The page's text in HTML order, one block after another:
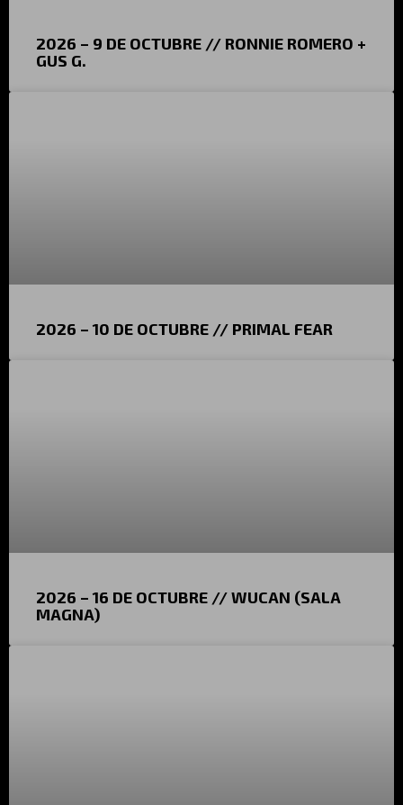
2026 – 9 DE OCTUBRE // RONNIE ROMERO +
GUS G.
2026 – 10 DE OCTUBRE // PRIMAL FEAR
2026 – 16 DE OCTUBRE // WUCAN (SALA
MAGNA)